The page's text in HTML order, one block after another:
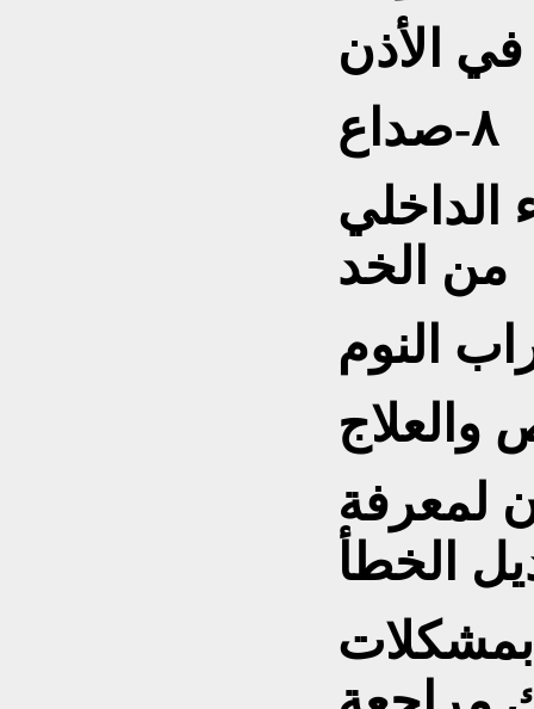
٨-صداع
الداخلي
من الخد
والعلاج
لمعرفة
الخطأ
بمشكلات